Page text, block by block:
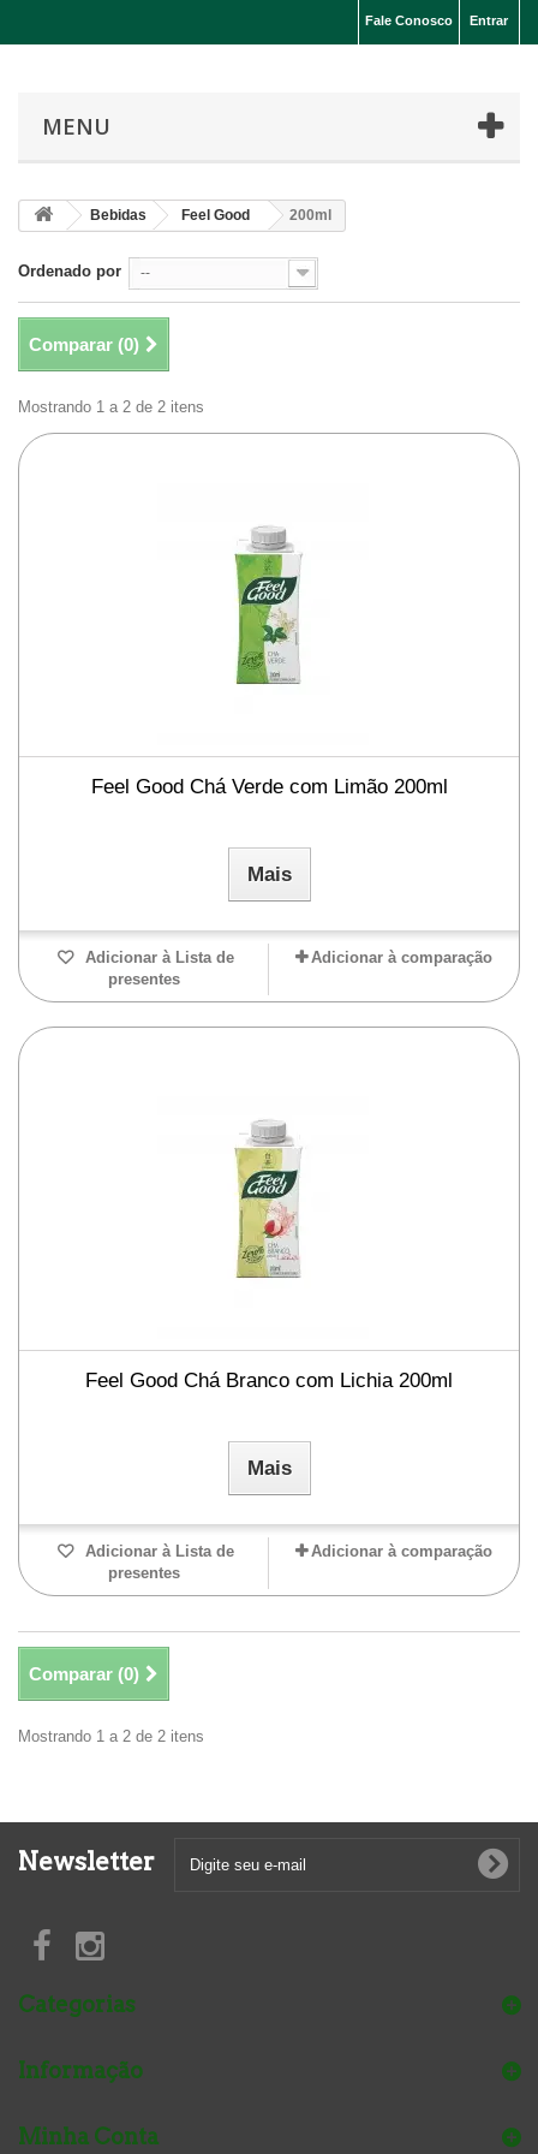
Entrar
Fale Conosco
MENU
Bebidas Feel Good 200ml
Ordenado por --
Comparar (0)
Mostrando 1 a 2 de 2 itens
Feel Good Chá Verde com Limão 200ml
Mais
Adicionar à Lista de
presentes
Adicionar à comparação
Feel Good Chá Branco com Lichia 200ml
Mais
Adicionar à Lista de
presentes
Adicionar à comparação
Comparar (0)
Mostrando 1 a 2 de 2 itens
Newsletter
Categorias
Informação
Minha Conta